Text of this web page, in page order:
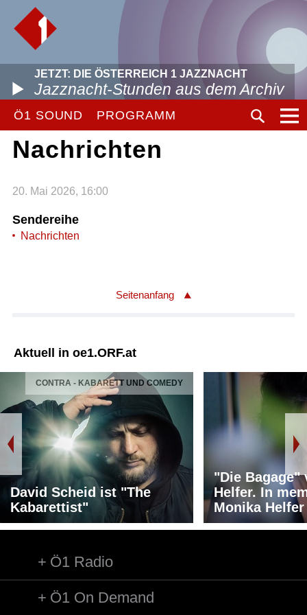
JETZT: DIE ÖSTERREICH 1 JAZZNACHT
Jazznacht-Stunden aus dem Archiv
Ö1 SOUND PROGRAMM
Nachrichten
20. Mai 2026, 16:00
Sendereihe
Nachrichten
Seitenanfang
Aktuell in oe1.ORF.at
CONTRA - KABARETT UND COMEDY
David Scheid ist "The
Kabarettist"
"Die Bagage"
Helfer. In
Monika Helfer
Ö1 Radio
Ö1 On Demand